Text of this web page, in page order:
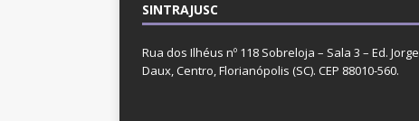
SINTRAJUSC
Rua dos Ilhéus nº 118 Sobreloja – Sala 3 – Ed. Jorge
Daux, Centro, Florianópolis (SC). CEP 88010-560.